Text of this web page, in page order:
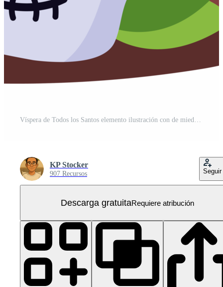
Víspera de Todos los Santos elemento ilustración con de miedo cráneo. PNG Gratis
KP Stocker
907 Recursos Seguir
Descarga gratuitaRequiere atribución